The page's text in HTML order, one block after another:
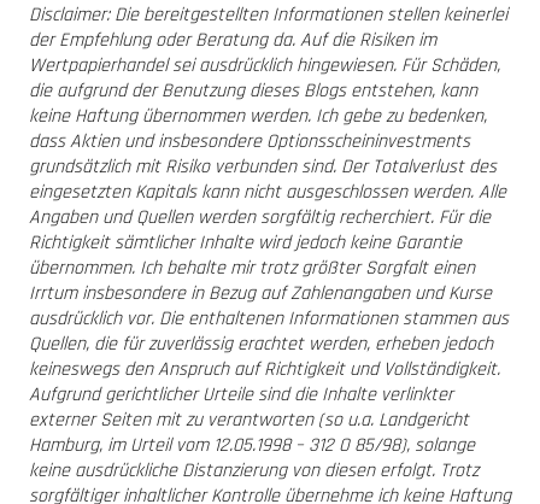
Disclaimer: Die bereitgestellten Informationen stellen keinerlei
der Empfehlung oder Beratung da. Auf die Risiken im
Wertpapierhandel sei ausdrücklich hingewiesen. Für Schäden,
die aufgrund der Benutzung dieses Blogs entstehen, kann
keine Haftung übernommen werden. Ich gebe zu bedenken,
dass Aktien und insbesondere Optionsscheininvestments
grundsätzlich mit Risiko verbunden sind. Der Totalverlust des
eingesetzten Kapitals kann nicht ausgeschlossen werden. Alle
Angaben und Quellen werden sorgfältig recherchiert. Für die
Richtigkeit sämtlicher Inhalte wird jedoch keine Garantie
übernommen. Ich behalte mir trotz größter Sorgfalt einen
Irrtum insbesondere in Bezug auf Zahlenangaben und Kurse
ausdrücklich vor. Die enthaltenen Informationen stammen aus
Quellen, die für zuverlässig erachtet werden, erheben jedoch
keineswegs den Anspruch auf Richtigkeit und Vollständigkeit.
Aufgrund gerichtlicher Urteile sind die Inhalte verlinkter
externer Seiten mit zu verantworten (so u.a. Landgericht
Hamburg, im Urteil vom 12.05.1998 – 312 O 85/98), solange
keine ausdrückliche Distanzierung von diesen erfolgt. Trotz
sorgfältiger inhaltlicher Kontrolle übernehme ich keine Haftung